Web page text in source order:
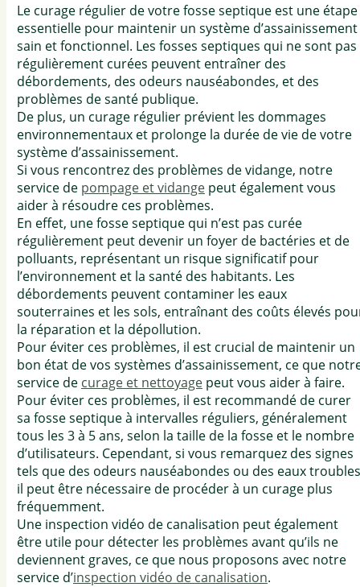
Le curage régulier de votre fosse septique est une étape
essentielle pour maintenir un système d’assainissement
sain et fonctionnel. Les fosses septiques qui ne sont pas
régulièrement curées peuvent entraîner des
débordements, des odeurs nauséabondes, et des
problèmes de santé publique.
De plus, un curage régulier prévient les dommages
environnementaux et prolonge la durée de vie de votre
système d’assainissement.
Si vous rencontrez des problèmes de vidange, notre
service de pompage et vidangepeut également vous
aider à résoudre ces problèmes.
En effet, une fosse septique qui n’est pas curée
régulièrement peut devenir un foyer de bactéries et de
polluants, représentant un risque significatif pour
l’environnement et la santé des habitants. Les
débordements peuvent contaminer les eaux
souterraines et les sols, entraînant des coûts élevés
la réparation et la dépollution.
Pour éviter ces problèmes, il est crucial de maintenir un
bon état de vos systèmes d’assainissement, ce que
service de curage et nettoyagepeut vous aider à faire.
Pour éviter ces problèmes, il est recommandé de curer
sa fosse septique à intervalles réguliers, généralement
tous les 3 à 5 ans, selon la taille de la fosse et le nombre
d’utilisateurs. Cependant, si vous remarquez des signes
tels que des odeurs nauséabondes ou des eaux
il peut être nécessaire de procéder à un curage plus
fréquemment.
Une inspection vidéo de canalisation peut également
être utile pour détecter les problèmes avant qu’ils ne
deviennent graves, ce que nous proposons avec notre
service d’inspection vidéo de canalisation.